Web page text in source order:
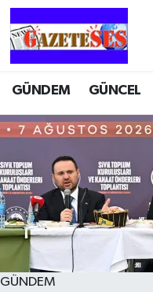
GÜNDEM GÜNCEL
GÜNDEM